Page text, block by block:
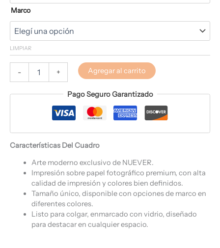
Marco
LIMPIAR
- + Agregar al carrito
Pago Seguro Garantizado
Características Del Cuadro
Arte moderno exclusivo de NUEVER.
Impresión sobre papel fotográfico premium, con alta
calidad de impresión y colores bien definidos.
Tamaño único, disponible con opciones de marco en
diferentes colores.
Listo para colgar, enmarcado con vidrio, diseñado
para destacar en cualquier espacio.